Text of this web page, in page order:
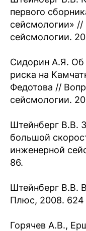
первого
сейсмологии»
сейсмологии.
Сидорин А.Я. Об
риска на
Федотова //
сейсмологии.
Штейнберг В.В.
большой
инженерной
86.
Штейнберг В.В.
Плюс, 2008. 624
Горячев А.В.,